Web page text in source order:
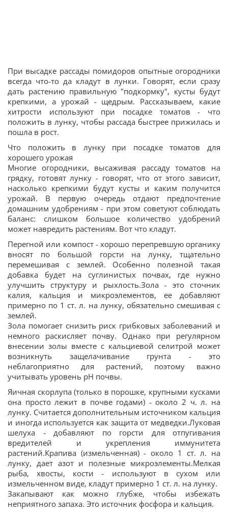
При высадке рассады помидоров опытные огородники
всегда что-то да кладут в лунки. Говорят, если сразу
дать растению правильную "подкормку", кусты будут
крепкими, а урожай - щедрым. Рассказываем, какие
хитрости используют при посадке томатов - что
положить в лунку, чтобы рассада быстрее прижилась и
пошла в рост.
Что положить в лунку при посадке томатов для
хорошего урожая
Многие огородники, высаживая рассаду томатов на
грядку, готовят лунку - говорят, что от этого зависит,
насколько крепкими будут кусты и каким получится
урожай. В первую очередь отдают предпочтение
домашним удобрениям - при этом советуют соблюдать
баланс: слишком большое количество удобрений
может навредить растениям. Вот что кладут.
Перегной или компост - хорошо перепревшую органику
вносят по большой горсти на лунку, тщательно
перемешивая с землей. Особенно полезной такая
добавка будет на суглинистых почвах, где нужно
улучшить структуру и рыхлость.Зола - это сточник
калия, кальция и микроэлементов, ее добавляют
примерно по 1 ст. л. на лунку, обязательно смешивая с
землей.
Зола помогает снизить риск грибковых заболеваний и
немного раскисляет почву. Однако при регулярном
внесении золы вместе с кальциевой селитрой может
возникнуть защелачивание грунта - это
неблагоприятно для растений, поэтому важно
учитывать уровень pH почвы.
Яичная скорлупа (только в порошке, крупными кусками
она просто лежит в почве годами) - около 2 ч. л. на
лунку. Считается дополнительным источником кальция
и иногда используется как защита от медведки.Луковая
шелуха - добавляют по горсти для отпугивания
вредителей и укрепления иммунитета
растений.Крапива (измельченная) - около 1 ст. л. на
лунку, дает азот и полезные микроэлементы.Мелкая
рыба, хвосты, кости - используют в сухом или
измельченном виде, кладут примерно 1 ст. л. на лунку.
Закапывают как можно глубже, чтобы избежать
неприятного запаха. Это источник фосфора и кальция.